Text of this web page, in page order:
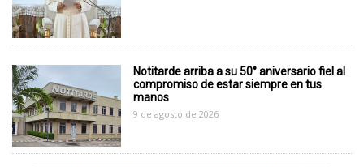
Notitarde arriba a su 50° aniversario fiel al
compromiso de estar siempre en tus
manos
9 de agosto de 2026